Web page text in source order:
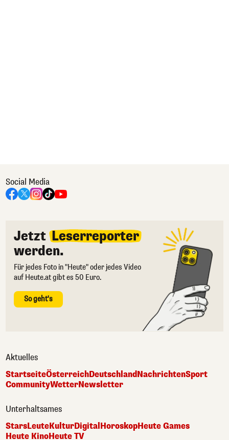
Social Media
Jetzt Leserreporter
werden.
Für jedes Foto in "Heute" oder jedes Video
auf Heute.at gibt es 50 Euro.
So geht's
Aktuelles
StartseiteÖsterreichDeutschlandNachrichtenSport
CommunityWetterNewsletter
Unterhaltsames
StarsLeuteKulturDigitalHoroskopHeute Games
Heute KinoHeute TV